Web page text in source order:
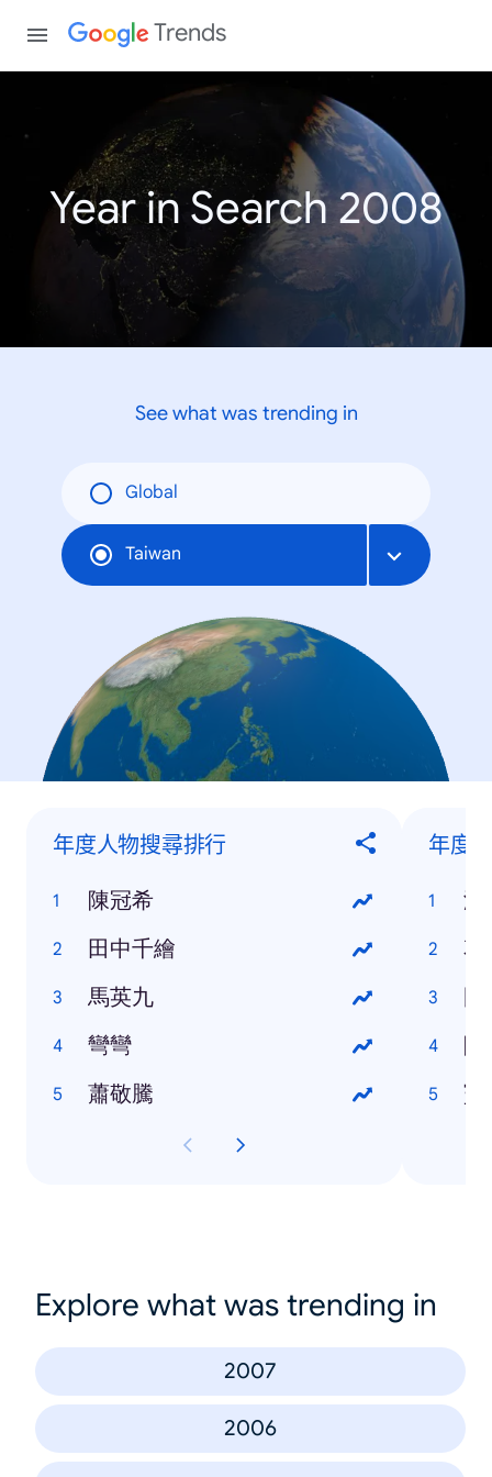
Trends
Year in Search 2008
See what was trending in
Global
Taiwan
年度人物搜尋排行
陳冠希
田中千繪
馬英九
彎彎
蕭敬騰
年度
澎
花
國
阿
寶
Explore what was trending in
2007
2006